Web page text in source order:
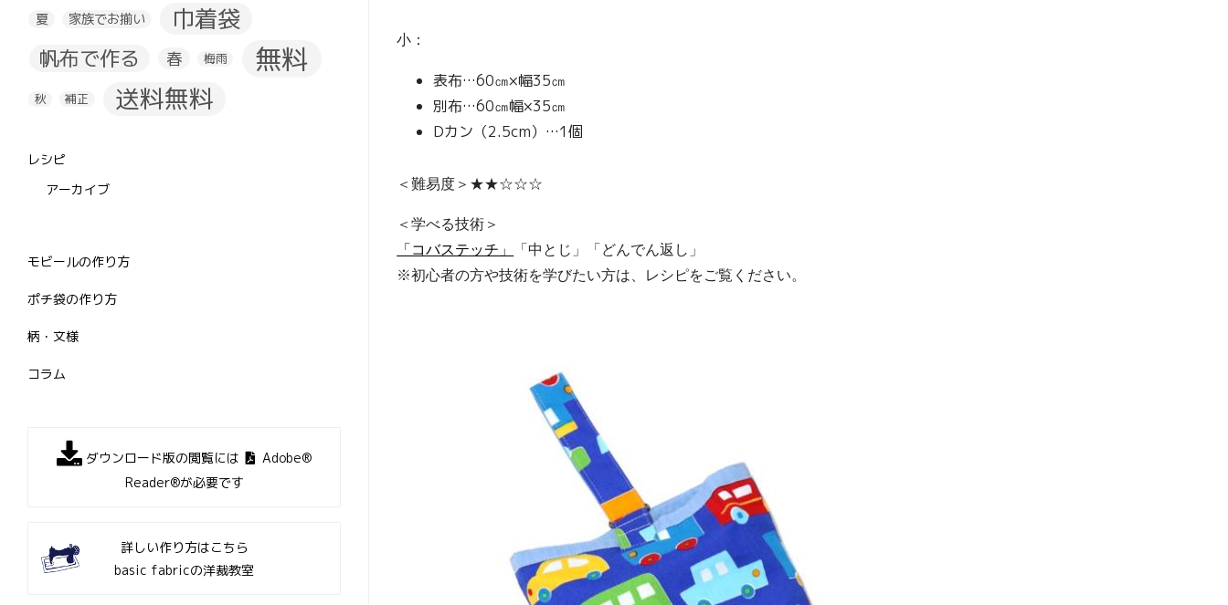
小：
表布…60㎝×幅35㎝
別布…60㎝幅×35㎝
Dカン（2.5cm）…1個
＜難易度＞★★☆☆☆
＜学べる技術＞
「コバステッチ」
「中とじ」「どんでん返し」
※初心者の方や技術を学びたい方は、レシピをご覧ください。
夏 家族でお揃い 巾着袋
帆布で作る 春 梅雨 無料
秋 補正 送料無料
レシピ
アーカイブ
モビールの作り方
ポチ袋の作り方
柄・文様
コラム
ダウンロード版の閲覧には
Adobe®
Reader®が必要です
詳しい作り方はこちら
basic fabricの洋裁教室